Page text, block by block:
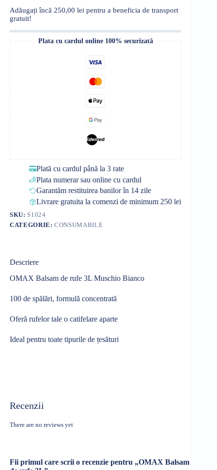
Adăugați încă 250,00 lei pentru a beneficia de transport
gratuit!
Plata cu cardul online 100% securizată
Plată cu cardul până la 3 rate
Plata numerar sau online cu cardul
Garantăm restituirea banilor în 14 zile
Livrare gratuita la comenzi de minimum 250 lei
SKU: S1024
CATEGORIE:CONSUMABILE
Descriere
OMAX Balsam de rufe 3L Muschio Bianco
100 de spălări, formulă concentrată
Oferă rufelor tale o catifelare aparte
Ideal pentru toate tipurile de țesături
Recenzii
There are no reviews yet
Fii primul care scrii o recenzie pentru „OMAX Balsam